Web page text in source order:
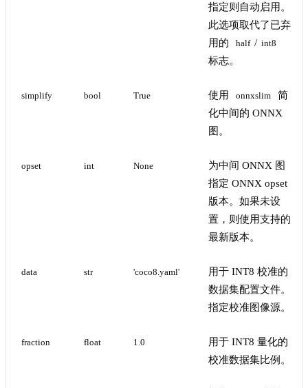
指定则自动启用。
此选项取代了已弃
用的
half / int8
标志。
simplify bool True 使用 onnxslim
简
化中间的 ONNX
图。
opset int None
为中间 ONNX 图
指定 ONNX opset
版本。如果未设
置，则使用支持的
最新版本。
data str 'coco8.yaml'
用于 INT8 校准的
数据集配置文件。
指定校准图像源。
fraction float 1.0
用于 INT8 量化的
校准数据集比例。